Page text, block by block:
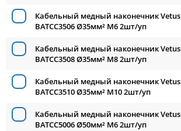
Кабельный медный наконечник Vetus
BATCC3506 Ø35мм² M6 2шт/уп
Кабельный медный наконечник Vetus
BATCC3508 Ø35мм² M8 2шт/уп
Кабельный медный наконечник Vetus
BATCC3510 Ø35мм² M10 2шт/уп
Кабельный медный наконечник Vetus
BATCC5006 Ø50мм² M6 2шт/уп